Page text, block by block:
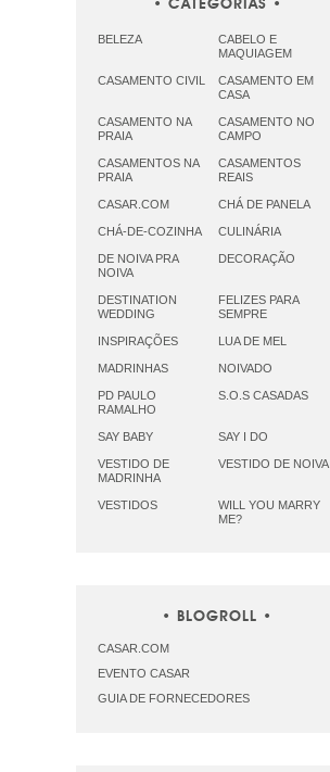
CATEGORIAS
BELEZA
CABELO E
MAQUIAGEM
CASAMENTO CIVIL
CASAMENTO EM
CASA
CASAMENTO NA
PRAIA
CASAMENTO NO
CAMPO
CASAMENTOS NA
PRAIA
CASAMENTOS
REAIS
CASAR.COM CHÁ DE PANELA
CHÁ-DE-COZINHA CULINÁRIA
DE NOIVA PRA
NOIVA
DECORAÇÃO
DESTINATION
WEDDING
FELIZES PARA
SEMPRE
INSPIRAÇÕES LUA DE MEL
MADRINHAS NOIVADO
PD PAULO
RAMALHO
S.O.S CASADAS
SAY BABY SAY I DO
VESTIDO DE
MADRINHA
VESTIDO DE NOIVA
VESTIDOS
WILL YOU MARRY
ME?
BLOGROLL
CASAR.COM
EVENTO CASAR
GUIA DE FORNECEDORES